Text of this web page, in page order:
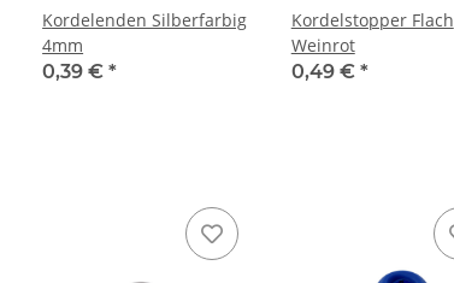
Kordelenden Silberfarbig
4mm
0,39 €*
Kordelstopper Flach
Weinrot
0,49 € *